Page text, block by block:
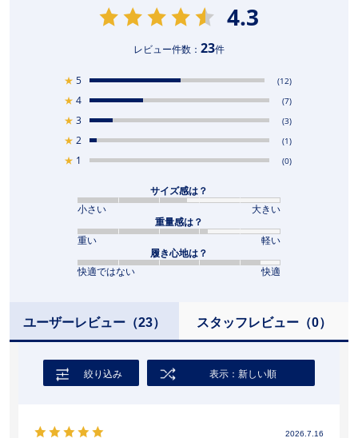
4.3
レビュー件数： 23件
★ 5 (12)
★ 4 (7)
★ 3 (3)
★ 2 (1)
★ 1 (0)
サイズ感は？
小さい
大きい
重量感は？
重い
軽い
履き心地は？
快適ではない
快適
ユーザーレビュー（23） スタッフレビュー（0）
絞り込み 表示：新しい順
2026.7.16